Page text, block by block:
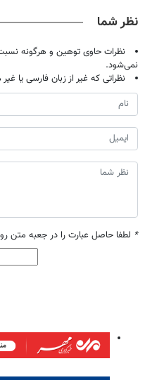
نظر شما
نظرات حاوی توهین و هرگونه
نمی‌شود.
نظراتی که غیر از زبان فارسی یا
* لطفا حاصل عبارت را در جعبه متن